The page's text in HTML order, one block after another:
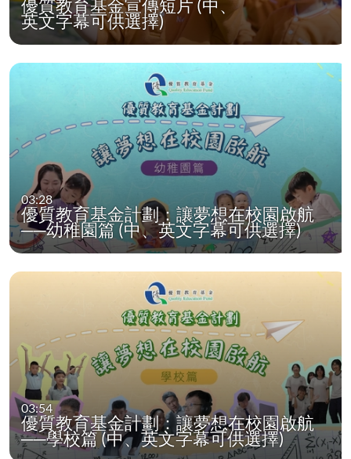
優質教育基金宣傳短片 (中、
英文字幕可供選擇)
03:28
優質教育基金計劃：讓夢想在校園啟航
──幼稚園篇 (中、英文字幕可供選擇)
03:54
優質教育基金計劃：讓夢想在校園啟航
──學校篇 (中、英文字幕可供選擇)